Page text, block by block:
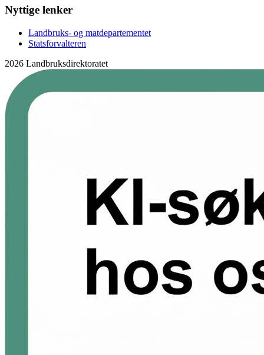
Nyttige lenker
Landbruks- og matdepartementet
Statsforvalteren
2026 Landbruksdirektoratet